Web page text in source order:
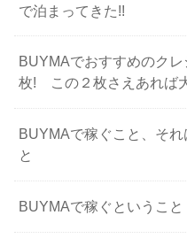
で泊まってきた!!
BUYMAでおすすめのク
枚! この２枚さえあれば
BUYMAで稼ぐこと、そ
と
BUYMAで稼ぐということ